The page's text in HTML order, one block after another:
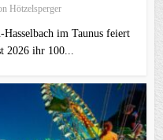
Hötzelsperger
im Taunus feiert
2026 ihr 100...